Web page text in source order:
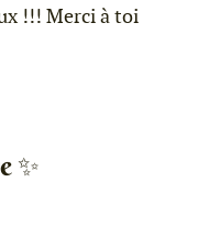
!!! Merci à toi
✨